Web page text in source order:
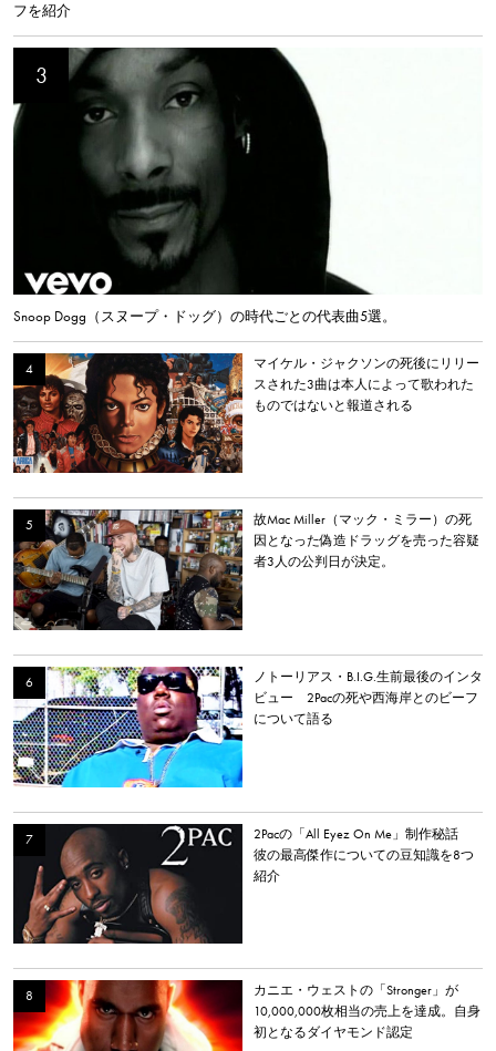
フを紹介
Snoop Dogg（スヌープ・ドッグ）の時代ごとの代表曲5選。
マイケル・ジャクソンの死後にリリー
スされた3曲は本人によって歌われた
ものではないと報道される
故Mac Miller（マック・ミラー）の死
因となった偽造ドラッグを売った容疑
者3人の公判日が決定。
ノトーリアス・B.I.G.生前最後のインタ
ビュー 2Pacの死や西海岸とのビーフ
について語る
2Pacの「All Eyez On Me」制作秘話
彼の最高傑作についての豆知識を8つ
紹介
カニエ・ウェストの「Stronger」が
10,000,000枚相当の売上を達成。自身
初となるダイヤモンド認定